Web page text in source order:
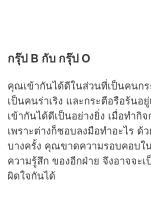
กรุ๊ป B กับ กรุ๊ป O
คุณเข้ากันได้ดีในส่วนที่เป็นคนก
เป็นคนร่าเริง และกระตือรือร้นอ
เข้ากันได้ดีเป็นอย่างยิ่ง เมื่อทำกิ
เพราะต่างก็ชอบลงมือทำอะไร ด้
บางครั้ง คุณขาดความรอบคอบใ
ความรู้สึก ของอีกฝ่าย จึงอาจจะ
ผิดใจกันได้